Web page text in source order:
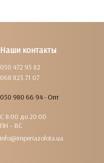
Наши контакты
050 472 95 82
068 823 71 07
050 980 66 94 - Опт
С 8:00 до 20:00
ПН – ВС
info@imperiazolota.ua